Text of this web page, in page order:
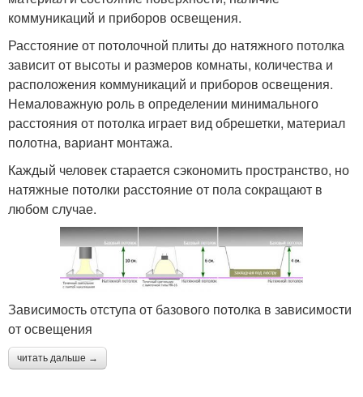
коммуникаций и приборов освещения.
Расстояние от потолочной плиты до натяжного потолка
зависит от высоты и размеров комнаты, количества и
расположения коммуникаций и приборов освещения.
Немаловажную роль в определении минимального
расстояния от потолка играет вид обрешетки, материал
полотна, вариант монтажа.
Каждый человек старается сэкономить пространство, но
натяжные потолки расстояние от пола сокращают в
любом случае.
Зависимость отступа от базового потолка в зависимости
от освещения
читать дальше →